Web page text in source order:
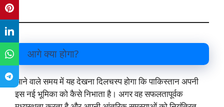
आगे क्या होगा?
आने वाले समय में यह देखना दिलचस्प होगा कि पाकिस्तान अपनी
इस नई भूमिका को कैसे निभाता है। अगर वह सफलतापूर्वक